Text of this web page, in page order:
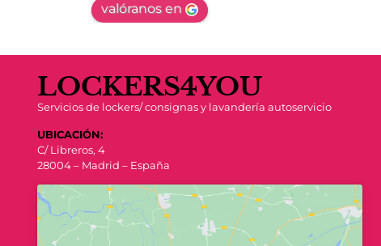
valóranos en
LOCKERS4YOU
Servicios de lockers/ consignas y lavandería autoservicio
UBICACIÓN:
C/ Libreros, 4
28004 – Madrid – España